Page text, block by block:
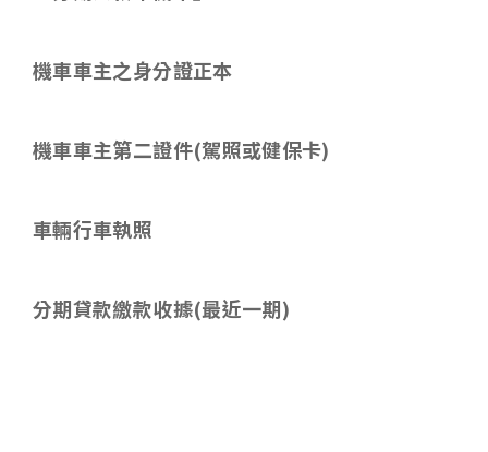
機車車主之身分證正本
機車車主第二證件(駕照或健保卡)
車輛行車執照
分期貸款繳款收據(最近一期)